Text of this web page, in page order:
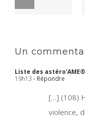
Un
Liste des
19h13 - Répondre
[…] (108)
violence,